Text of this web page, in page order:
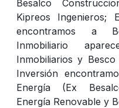
Besalco
Kipreos Ingenieros;
encontramos a
Inmobiliario
Inmobiliarios y
Inversión
Energía (Ex
Energía Renovable y